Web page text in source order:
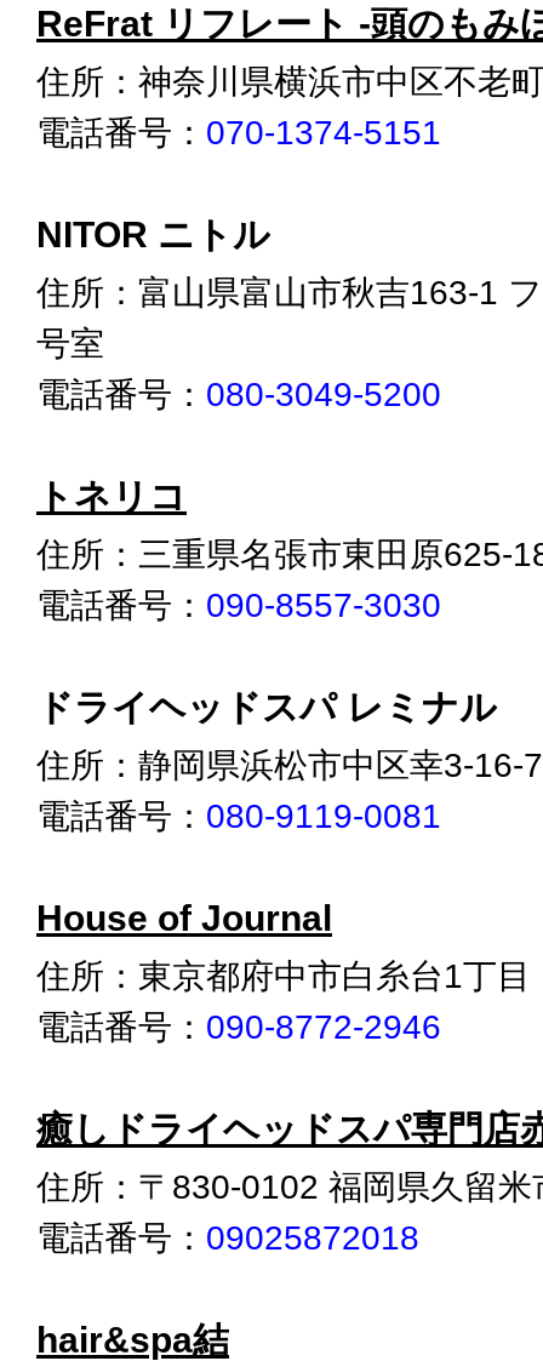
ReFrat リフレート -頭のもみ
住所：神奈川県横浜市中区不老
電話番号： 070-1374-5151
NITOR ニトル
住所：富山県富山市秋吉163-1
号室
電話番号： 080-3049-5200
トネリコ
住所：三重県名張市東田原625-
電話番号： 090-8557-3030
ドライヘッドスパ レミナル
住所：静岡県浜松市中区幸3-16-
電話番号： 080-9119-0081
House of Journal
住所：東京都府中市白糸台1丁目
電話番号： 090-8772-2946
癒しドライヘッドスパ専門店
住所：〒830-0102 福岡県久留
電話番号： 09025872018
hair&spa結